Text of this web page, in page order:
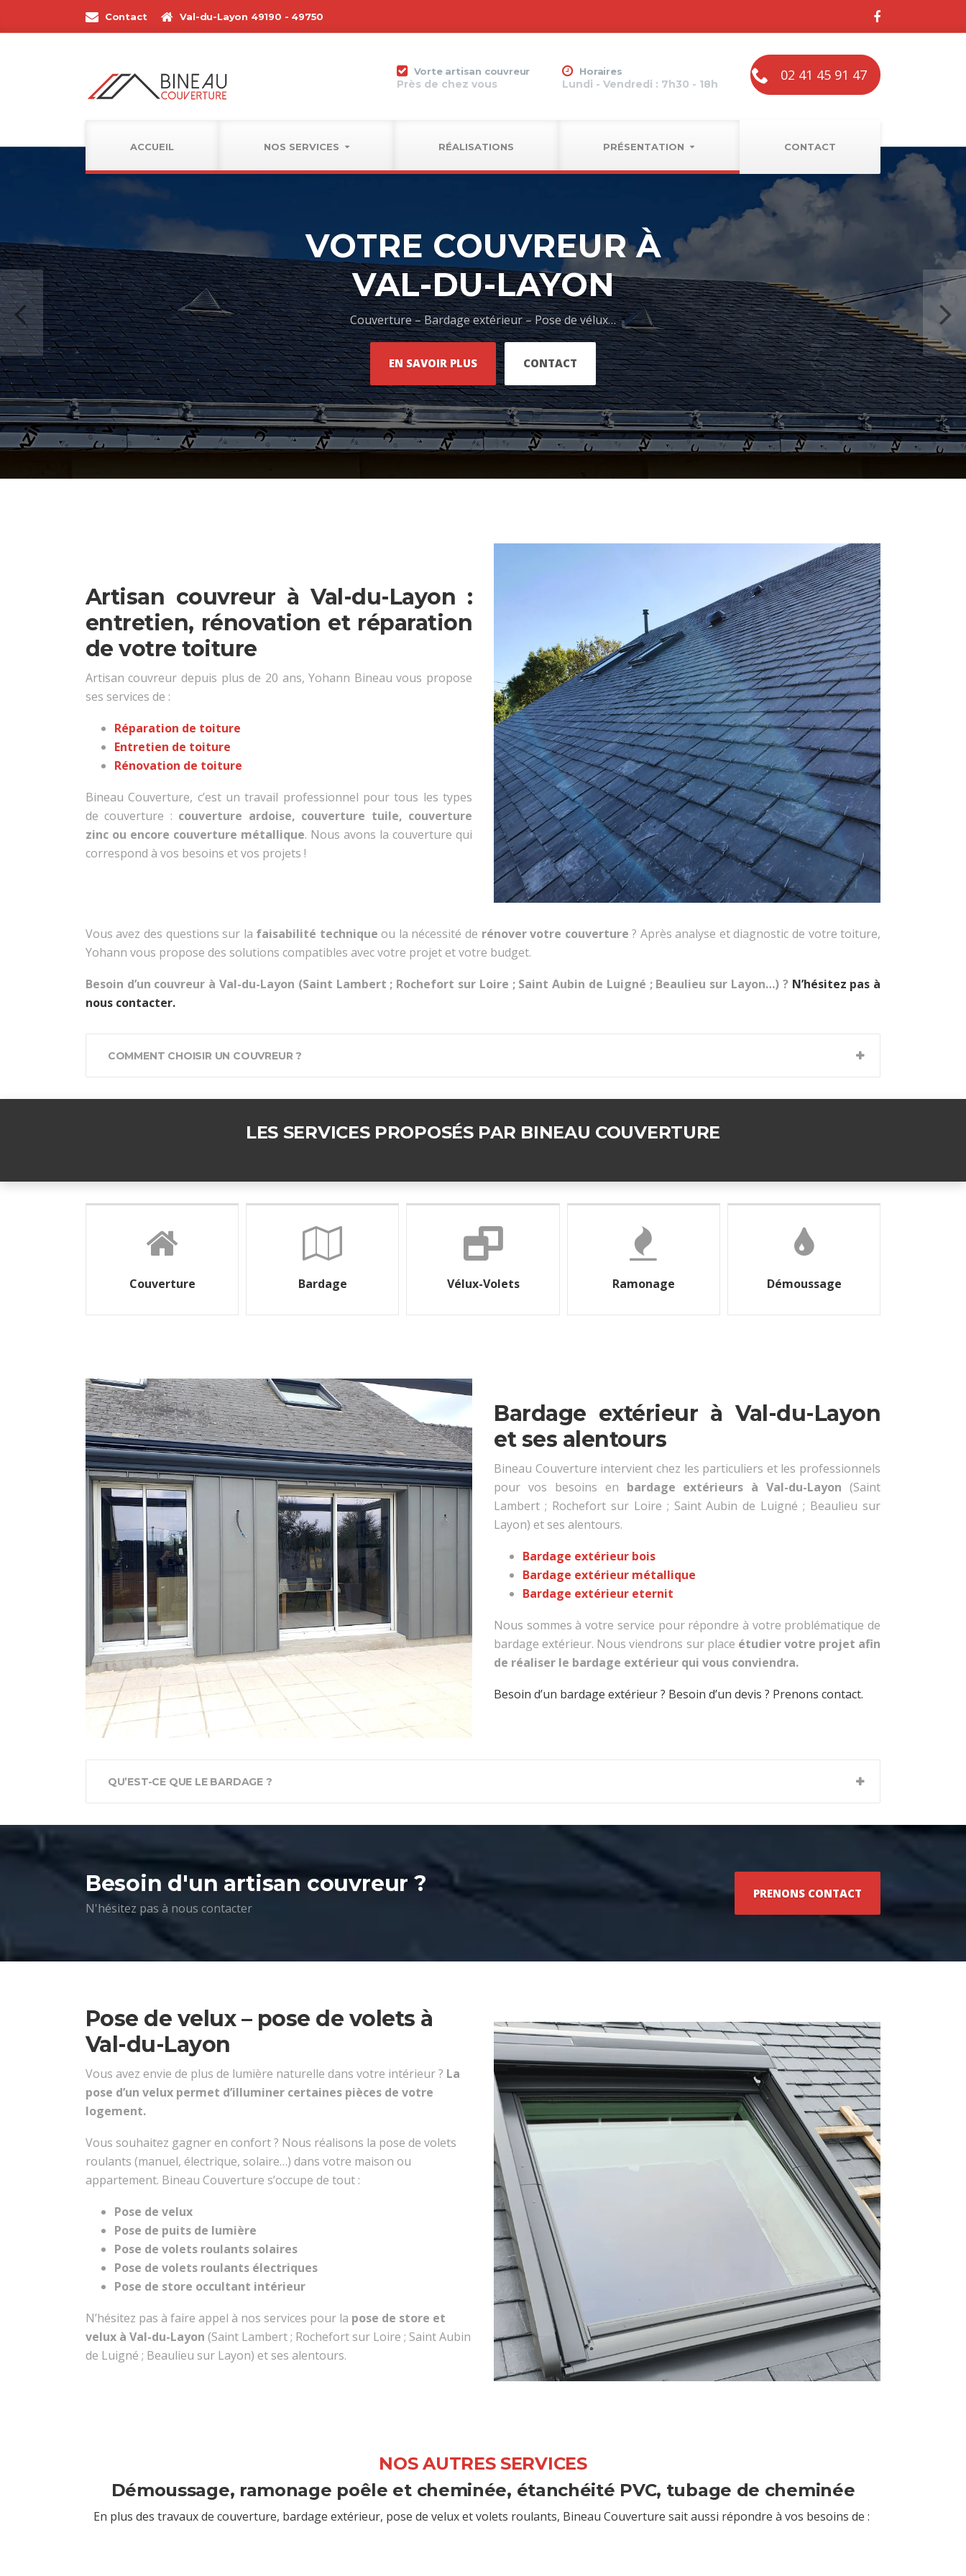
Contact Val-du-Layon 49190 - 49750
ACCUEIL NOS SERVICES RÉALISATIONS PRÉSENTATION CONTACT
Vorte artisan couvreur
Près de chez vous
Horaires
Lundi - Vendredi : 7h30 - 18h
02 41 45 91 47
VOTRE COUVREUR À
VAL-DU-LAYON
Couverture – Bardage extérieur – Pose de vélux…
EN SAVOIR PLUS CONTACT
Artisan couvreur à Val-du-Layon :
entretien, rénovation et réparation
de votre toiture
Artisan couvreur depuis plus de 20 ans, Yohann Bineau vous propose
ses services de :
Réparation de toiture
Entretien de toiture
Rénovation de toiture
Bineau Couverture, c’est un travail professionnel pour tous les types
de couverture : couverture ardoise, couverture tuile, couverture
zinc ou encore couverture métallique. Nous avons la couverture qui
correspond à vos besoins et vos projets !
Vous avez des questions sur la faisabilité technique ou la nécessité de rénover votre couverture ? Après analyse et diagnostic de votre toiture,
Yohann vous propose des solutions compatibles avec votre projet et votre budget.
Besoin d’un couvreur à Val-du-Layon (Saint Lambert ; Rochefort sur Loire ; Saint Aubin de Luigné ; Beaulieu sur Layon…) ? N’hésitez pas à
nous contacter.
COMMENT CHOISIR UN COUVREUR ?
LES SERVICES PROPOSÉS PAR BINEAU COUVERTURE
Couverture Bardage Vélux-Volets Ramonage Démoussage
Bardage extérieur à Val-du-Layon
et ses alentours
Bineau Couverture intervient chez les particuliers et les professionnels
pour vos besoins en bardage extérieurs à Val-du-Layon (Saint
Lambert ; Rochefort sur Loire ; Saint Aubin de Luigné ; Beaulieu sur
Layon) et ses alentours.
Bardage extérieur bois
Bardage extérieur métallique
Bardage extérieur eternit
Nous sommes à votre service pour répondre à votre problématique de
bardage extérieur. Nous viendrons sur place étudier votre projet afin
de réaliser le bardage extérieur qui vous conviendra.
Besoin d’un bardage extérieur ? Besoin d’un devis ? Prenons contact.
QU’EST-CE QUE LE BARDAGE ?
Besoin d'un artisan couvreur ?
N'hésitez pas à nous contacter
PRENONS CONTACT
Pose de velux – pose de volets à
Val-du-Layon
Vous avez envie de plus de lumière naturelle dans votre intérieur ? La
pose d’un velux permet d’illuminer certaines pièces de votre
logement.
Vous souhaitez gagner en confort ? Nous réalisons la pose de volets
roulants (manuel, électrique, solaire…) dans votre maison ou
appartement. Bineau Couverture s’occupe de tout :
Pose de velux
Pose de puits de lumière
Pose de volets roulants solaires
Pose de volets roulants électriques
Pose de store occultant intérieur
N’hésitez pas à faire appel à nos services pour la pose de store et
velux à Val-du-Layon (Saint Lambert ; Rochefort sur Loire ; Saint Aubin
de Luigné ; Beaulieu sur Layon) et ses alentours.
NOS AUTRES SERVICES
Démoussage, ramonage poêle et cheminée, étanchéité PVC, tubage de cheminée
En plus des travaux de couverture, bardage extérieur, pose de velux et volets roulants, Bineau Couverture sait aussi répondre à vos besoins de :